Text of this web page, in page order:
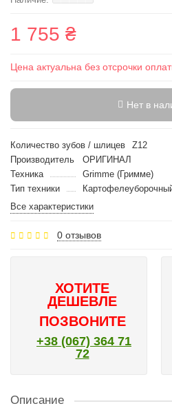
1 755 ₴
Цена актуальна без отсрочки
Нет в
Количество зубов / шлицев
Z12
Производитель
ОРИГИНАЛ
Техника
Grimme (Гримме)
Тип техники
Все характеристики
0 отзывов
ХОТИТЕ
ДЕШЕВЛЕ
ПОЗВОНИТЕ
+38 (067) 364 71
72
Описание